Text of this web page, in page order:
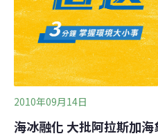
溫，並改變了大氣高空噴射
噴射流是高空中氣流，它操縱
2010年09月14日
海冰融化 大批阿拉斯加海